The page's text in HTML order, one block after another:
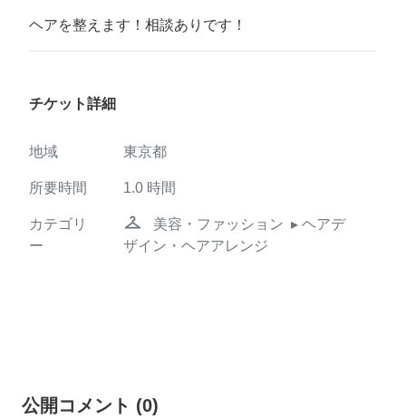
ヘアを整えます！相談ありです！
チケット詳細
地域 東京都
所要時間 1.0 時間
カテゴリ
ー
checkroom 美容・ファッション ▸ ヘアデ
ザイン・ヘアアレンジ
公開コメント (0)